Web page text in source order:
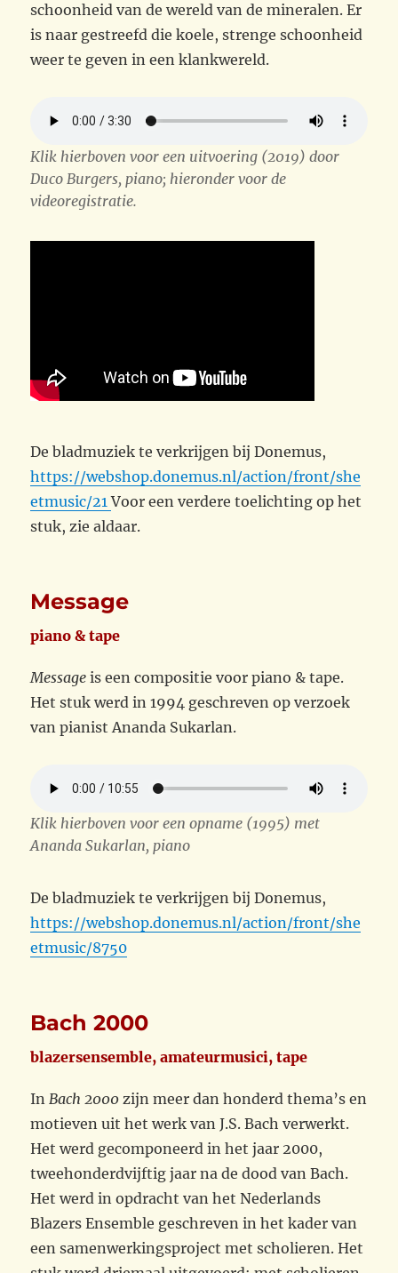
schoonheid van de wereld van de mineralen. Er
is naar gestreefd die koele, strenge schoonheid
weer te geven in een klankwereld.
Klik hierboven voor een uitvoering (2019) door
Duco Burgers, piano; hieronder voor de
videoregistratie.
De bladmuziek te verkrijgen bij Donemus,
https://webshop.donemus.nl/action/front/she
etmusic/21Voor een verdere toelichting op het
stuk, zie aldaar.
Message
piano & tape
Message is een compositie voor piano & tape.
Het stuk werd in 1994 geschreven op verzoek
van pianist Ananda Sukarlan.
Klik hierboven voor een opname (1995) met
Ananda Sukarlan, piano
De bladmuziek te verkrijgen bij Donemus,
https://webshop.donemus.nl/action/front/she
etmusic/8750
Bach 2000
blazersensemble, amateurmusici, tape
In Bach 2000 zijn meer dan honderd thema’s en
motieven uit het werk van J.S. Bach verwerkt.
Het werd gecomponeerd in het jaar 2000,
tweehonderdvijftig jaar na de dood van Bach.
Het werd in opdracht van het Nederlands
Blazers Ensemble geschreven in het kader van
een samenwerkingsproject met scholieren. Het